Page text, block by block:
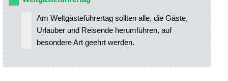
Am Weltgästeführertag sollten alle, die Gäste,
Urlauber und Reisende herumführen, auf
besondere Art geehrt werden.